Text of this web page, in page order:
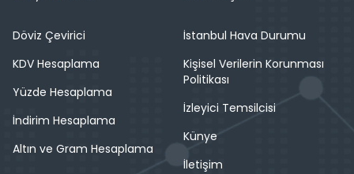
Döviz Çevirici
KDV Hesaplama
Yüzde Hesaplama
İndirim Hesaplama
Altın ve Gram Hesaplama
İstanbul Hava Durumu
Kişisel Verilerin Korunması
Politikası
İzleyici Temsilcisi
Künye
İletişim